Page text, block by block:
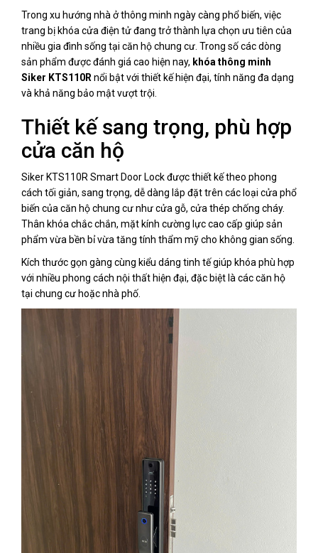
Trong xu hướng nhà ở thông minh ngày càng phổ biến, việc
trang bị khóa cửa điện tử đang trở thành lựa chọn ưu tiên của
nhiều gia đình sống tại căn hộ chung cư. Trong số các dòng
sản phẩm được đánh giá cao hiện nay, khóa thông minh
Siker KTS110R nổi bật với thiết kế hiện đại, tính năng đa dạng
và khả năng bảo mật vượt trội.
Thiết kế sang trọng, phù hợp
cửa căn hộ
Siker KTS110R Smart Door Lock được thiết kế theo phong
cách tối giản, sang trọng, dễ dàng lắp đặt trên các loại cửa phổ
biến của căn hộ chung cư như cửa gỗ, cửa thép chống cháy.
Thân khóa chắc chắn, mặt kính cường lực cao cấp giúp sản
phẩm vừa bền bỉ vừa tăng tính thẩm mỹ cho không gian sống.
Kích thước gọn gàng cùng kiểu dáng tinh tế giúp khóa phù hợp
với nhiều phong cách nội thất hiện đại, đặc biệt là các căn hộ
tại chung cư hoặc nhà phố.